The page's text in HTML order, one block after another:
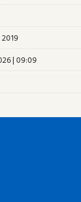
| 09:09